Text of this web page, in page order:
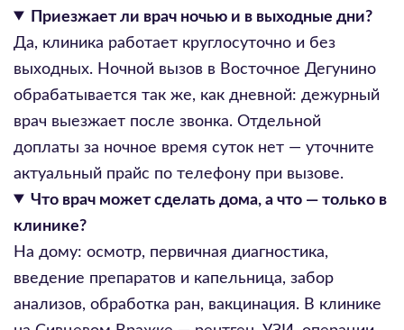
Приезжает ли врач ночью и в выходные дни?
Да, клиника работает круглосуточно и без
выходных. Ночной вызов в Восточное Дегунино
обрабатывается так же, как дневной: дежурный
врач выезжает после звонка. Отдельной
доплаты за ночное время суток нет — уточните
актуальный прайс по телефону при вызове.
Что врач может сделать дома, а что — только в
клинике?
На дому: осмотр, первичная диагностика,
введение препаратов и капельница, забор
анализов, обработка ран, вакцинация. В клинике